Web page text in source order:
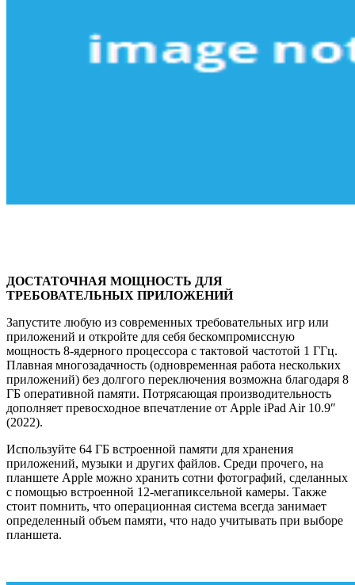
ДОСТАТОЧНАЯ МОЩНОСТЬ ДЛЯ
ТРЕБОВАТЕЛЬНЫХ ПРИЛОЖЕНИЙ
Запустите любую из современных требовательных игр или
приложений и откройте для себя бескомпромиссную
мощность 8-ядерного процессора с тактовой частотой 1 ГГц.
Плавная многозадачность (одновременная работа нескольких
приложений) без долгого переключения возможна благодаря 8
ГБ оперативной памяти. Потрясающая производительность
дополняет превосходное впечатление от Apple iPad Air 10.9″
(2022).
Используйте 64 ГБ встроенной памяти для хранения
приложений, музыки и других файлов. Среди прочего, на
планшете Apple можно хранить сотни фотографий, сделанных
с помощью встроенной 12-мегапиксельной камеры. Также
стоит помнить, что операционная система всегда занимает
определенный объем памяти, что надо учитывать при выборе
планшета.